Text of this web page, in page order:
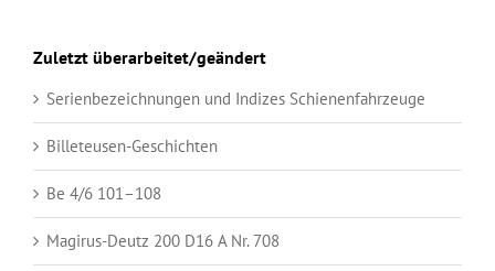
Zuletzt überarbeitet/geändert
Serienbezeichnungen und Indizes Schienenfahrzeuge
Billeteusen-Geschichten
Be 4/6 101–108
Magirus-Deutz 200 D16 A Nr. 708